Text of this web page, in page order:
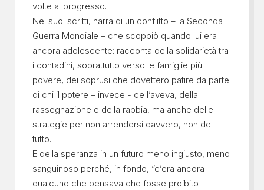
volte al progresso.
Nei suoi scritti, narra di un conflitto – la Seconda
Guerra Mondiale – che scoppiò quando lui era
ancora adolescente: racconta della solidarietà tra
i contadini, soprattutto verso le famiglie più
povere, dei soprusi che dovettero patire da parte
di chi il potere – invece - ce l’aveva, della
rassegnazione e della rabbia, ma anche delle
strategie per non arrendersi davvero, non del
tutto.
E della speranza in un futuro meno ingiusto, meno
sanguinoso perché, in fondo, “c’era ancora
qualcuno che pensava che fosse proibito